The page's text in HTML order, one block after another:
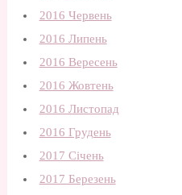
2016 Червень
2016 Липень
2016 Вересень
2016 Жовтень
2016 Листопад
2016 Грудень
2017 Січень
2017 Березень